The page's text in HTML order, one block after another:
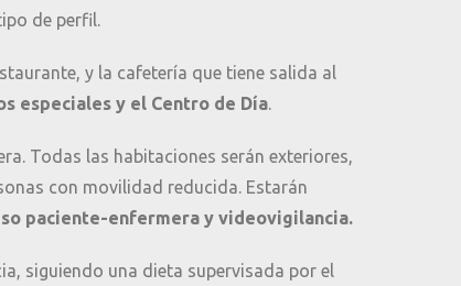
de perfil.
y la cafetería que tiene salida al
especiales y el Centro de Día.
Todas las habitaciones serán exteriores,
con movilidad reducida. Estarán
paciente-enfermera y videovigilancia.
siguiendo una dieta supervisada por el